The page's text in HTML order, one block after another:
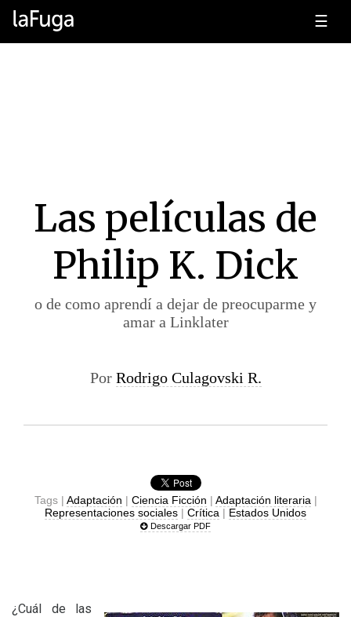
☰
Las películas de
Philip K. Dick
o de como aprendí a dejar de preocuparme y
amar a Linklater
Por Rodrigo Culagovski R.
Tags | Adaptación | Ciencia Ficción | Adaptación literaria |
Representaciones sociales | Crítica | Estados Unidos
Descargar PDF
¿Cuál de las